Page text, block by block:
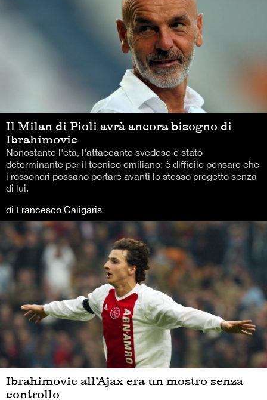
Il Milan di Pioli avrà ancora bisogno di
Ibrahimovic
Nonostante l'età, l'attaccante svedese è stato
determinante per il tecnico emiliano: è difficile pensare che
i rossoneri possano portare avanti lo stesso progetto senza
di lui.
di Francesco Caligaris
Ibrahimovic all’Ajax era un mostro senza
controllo